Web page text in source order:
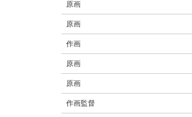
原画
原画
作画
原画
原画
作画監督